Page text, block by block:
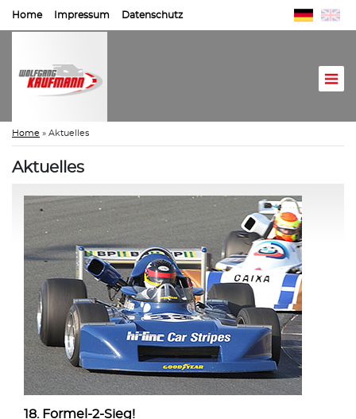
Home Impressum Datenschutz
Home » Aktuelles
Aktuelles
18. Formel-2-Sieg!